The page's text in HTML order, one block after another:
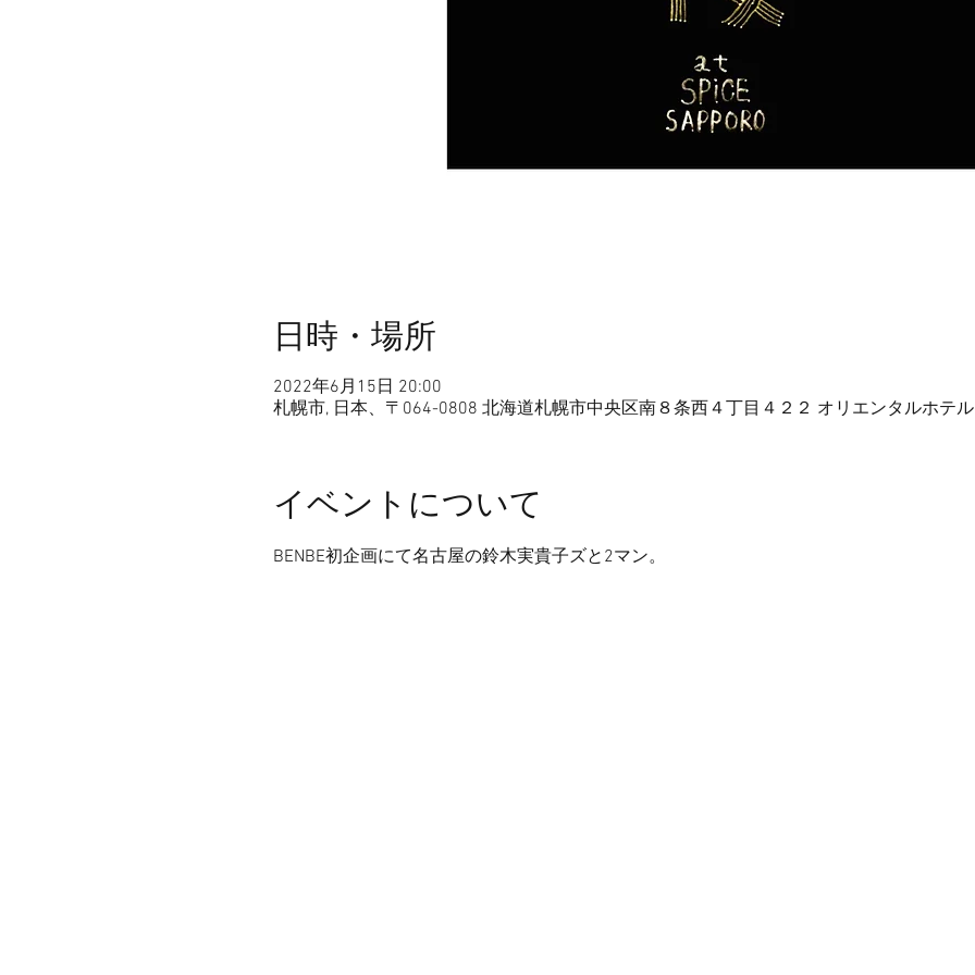
日時・場所
2022年6月15日 20:00
札幌市, 日本、〒064-0808 北海道札幌市中央区南８条西４丁目４２２ オリエンタルホテ
イベントについて
BENBE初企画にて名古屋の鈴木実貴子ズと2マン。